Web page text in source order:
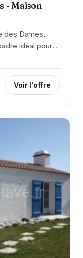
- Maison
des Dames,
idéal pour
capacité...
Voir l'offre